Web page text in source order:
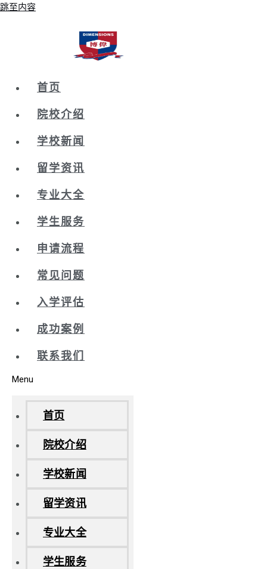
跳至内容
首页
院校介绍
学校新闻
留学资讯
专业大全
学生服务
申请流程
常见问题
入学评估
成功案例
联系我们
Menu
首页
院校介绍
学校新闻
留学资讯
专业大全
学生服务